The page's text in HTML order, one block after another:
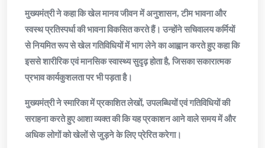
मुख्यमंत्री ने कहा कि खेल मानव जीवन में अनुशासन, टीम भावना और
स्वस्थ प्रतिस्पर्धा की भावना विकसित करते हैं। उन्होंने सचिवालय कर्मियों
से नियमित रूप से खेल गतिविधियों में भाग लेने का आह्वान करते हुए कहा कि
इससे शारीरिक एवं मानसिक स्वास्थ्य सुदृढ़ होता है, जिसका सकारात्मक
प्रभाव कार्यकुशलता पर भी पड़ता है।
मुख्यमंत्री ने स्मारिका में प्रकाशित लेखों, उपलब्धियों एवं गतिविधियों की
सराहना करते हुए आशा व्यक्त की कि यह प्रकाशन आने वाले समय में और
अधिक लोगों को खेलों से जुड़ने के लिए प्रेरित करेगा।